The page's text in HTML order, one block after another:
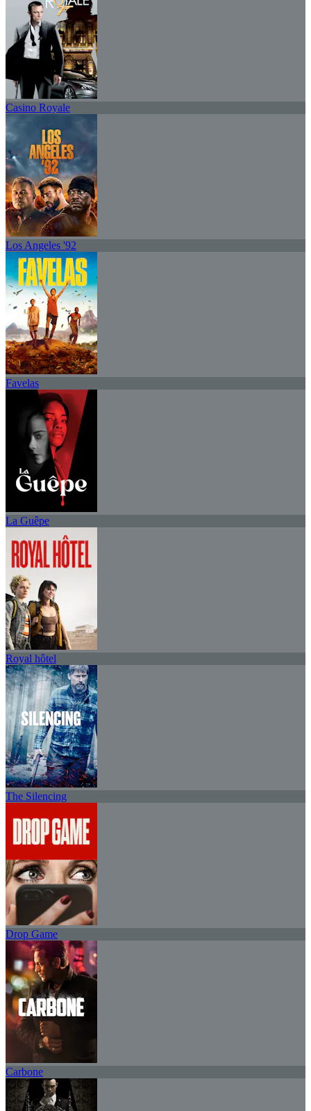
Casino Royale
Los Angeles '92
Favelas
La Guêpe
Royal hôtel
The Silencing
Drop Game
Carbone